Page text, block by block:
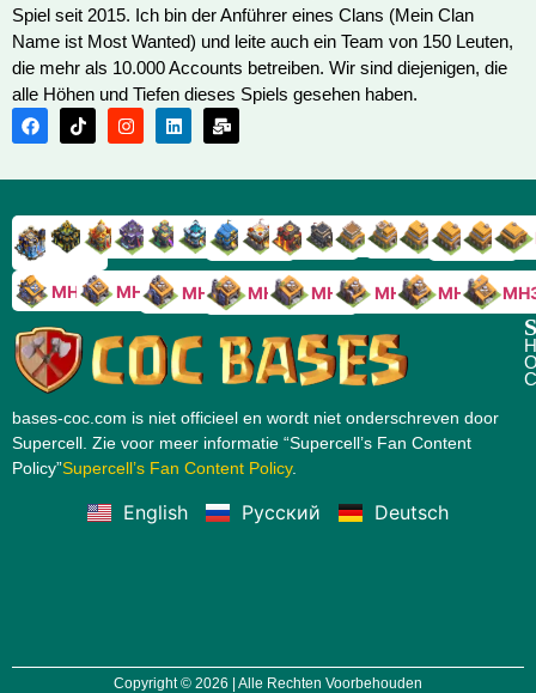
Spiel seit 2015. Ich bin der Anführer eines Clans (Mein Clan
Name ist Most Wanted) und leite auch ein Team von 150 Leuten,
die mehr als 10.000 Accounts betreiben. Wir sind diejenigen, die
alle Höhen und Tiefen dieses Spiels gesehen haben.
RH18RH17RH16RH15RH14RH13RH12RH11RH10RH9RH8RH7RH6RH5RH4
MH10 MH9 MH8 MH7 MH6 MH5 MH4
bases-coc.com is niet officieel en wordt niet onderschreven door
Supercell. Zie voor meer informatie “Supercell’s Fan Content
Policy”Supercell’s Fan Content Policy.
English Русский Deutsch
Copyright © 2026 | Alle Rechten Voorbehouden